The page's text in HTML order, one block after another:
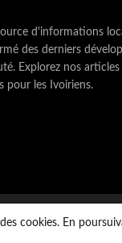
d'informations
des derniers
Explorez nos
pour les Ivoiriens.
tous droits réservés
cookies. En